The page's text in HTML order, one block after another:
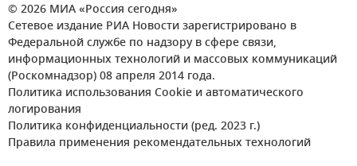
© 2026 МИА «Россия сегодня»
Сетевое издание РИА Новости зарегистрировано в
Федеральной службе по надзору в сфере связи,
информационных технологий и массовых коммуникаций
(Роскомнадзор) 08 апреля 2014 года.
Политика использования Cookie и автоматического
логирования
Политика конфиденциальности (ред. 2023 г.)
Правила применения рекомендательных технологий